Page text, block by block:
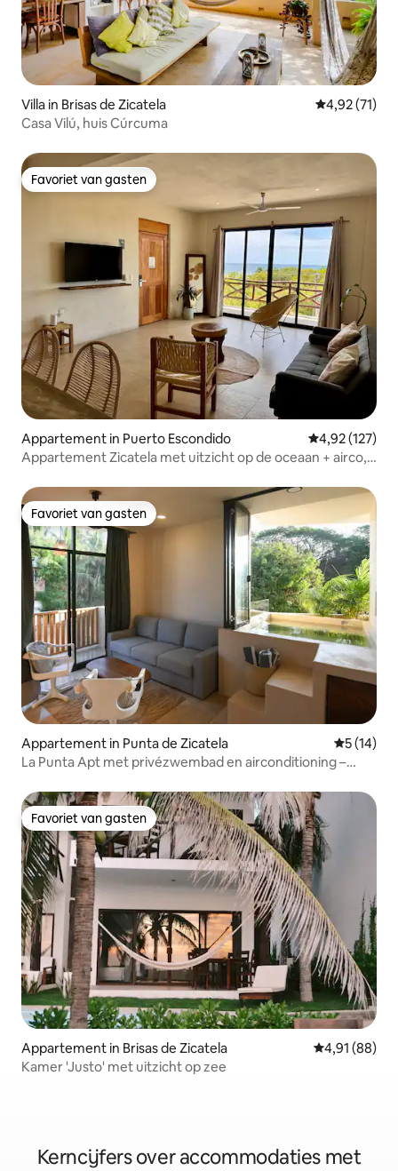
Villa in Brisas de Zicatela Gemiddelde
4,92 (71)
Casa Vilú, huis Cúrcuma
Favoriet van gasten
Favoriet van gasten
Appartement in Puerto Escondido Gemiddelde
4,92 (127)
Appartement Zicatela met uitzicht op de oceaan + airco,
Favoriet van gasten
Favoriet van gasten
Appartement in Punta de Zicatela
5 (14)
La Punta Apt met privézwembad en airconditioning –
Favoriet van gasten
Favoriet van gasten
Appartement in Brisas de Zicatela Gemiddelde
4,91 (88)
Kamer 'Justo' met uitzicht op zee
Kerncijfers over accommodaties met